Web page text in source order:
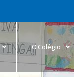
O Colégio